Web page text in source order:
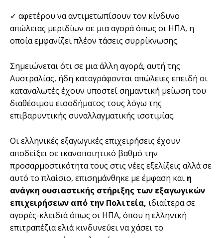
✓ αφετέρου να αντιμετωπίσουν τον κίνδυνο
απώλειας μεριδίων σε μια αγορά όπως οι ΗΠΑ, η
οποία εμφανίζει πλέον τάσεις συρρίκνωσης.
Σημειώνεται ότι σε μια άλλη αγορά, αυτή της
Αυστραλίας, ήδη καταγράφονται απώλειες επειδή οι
καταναλωτές έχουν υποστεί σημαντική μείωση του
διαθέσιμου εισοδήματος τους λόγω της
επιβαρυντικής συναλλαγματικής ισοτιμίας.
Οι ελληνικές εξαγωγικές επιχειρήσεις έχουν
αποδείξει σε ικανοποιητικό βαθμό την
προσαρμοστικότητα τους στις νέες εξελίξεις αλλά σε
αυτό το πλαίσιο, επισημάνθηκε με έμφαση και η
ανάγκη ουσιαστικής στήριξης των εξαγωγικών
επιχειρήσεων από την Πολιτεία, ιδιαίτερα σε
αγορές-κλειδιά όπως οι ΗΠΑ, όπου η ελληνική
επιτραπέζια ελιά κινδυνεύει να χάσει το